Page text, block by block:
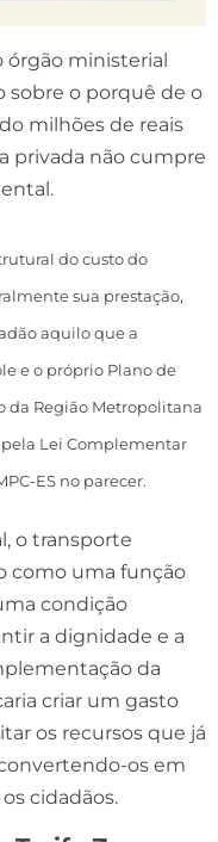
órgão ministerial
o porquê de o
milhões de reais
privada não cumpre
do custo do
sua prestação,
aquilo que a
e o próprio Plano de
da Região Metropolitana
Lei Complementar
ES no parecer.
o transporte
como uma função
condição
a dignidade e a
da
criar um gasto
os recursos que já
os em
cidadãos.